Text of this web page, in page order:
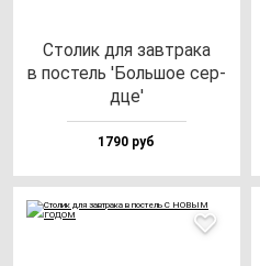
Сто­лик для зав­тра­ка
в пос­тель 'Боль­шое сер­
дце'
1790 руб